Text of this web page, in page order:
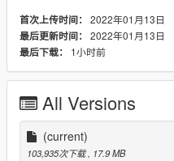
- Breakable Extras
Original 3D Model:
首次上传时间： 2022年01月13日
最后更新时间： 2022年01月13日
最后下载：
1小时前
All Versions
(current)
103,935次下载, 17.9 MB